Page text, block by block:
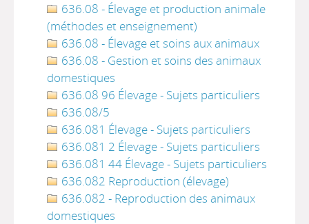
636.08 - Élevage et production animale
(méthodes et enseignement)
636.08 - Élevage et soins aux animaux
636.08 - Gestion et soins des animaux
domestiques
636.08 96 Élevage - Sujets particuliers
636.08/5
636.081 Élevage - Sujets particuliers
636.081 2 Élevage - Sujets particuliers
636.081 44 Élevage - Sujets particuliers
636.082 Reproduction (élevage)
636.082 - Reproduction des animaux
domestiques